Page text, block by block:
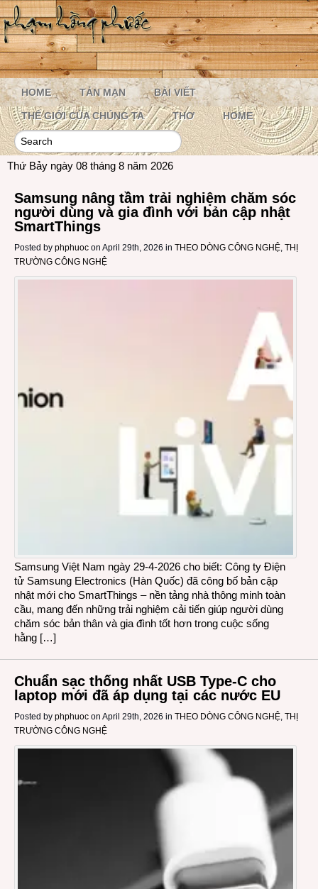
HOME TẢN MẠN BÀI VIẾT
THẾ GIỚI CỦA CHÚNG TA THƠ HOME
Thứ Bảy ngày 08 tháng 8 năm 2026
Samsung nâng tầm trải nghiệm chăm sóc
người dùng và gia đình với bản cập nhật
SmartThings
Posted by phphuoc on April 29th, 2026 in THEO DÒNG CÔNG NGHỆ, THỊ
TRƯỜNG CÔNG NGHỆ
Samsung Việt Nam ngày 29-4-2026 cho biết: Công ty Điện
tử Samsung Electronics (Hàn Quốc) đã công bố bản cập
nhật mới cho SmartThings – nền tảng nhà thông minh toàn
cầu, mang đến những trải nghiệm cải tiến giúp người dùng
chăm sóc bản thân và gia đình tốt hơn trong cuộc sống
hằng […]
Chuẩn sạc thống nhất USB Type-C cho
laptop mới đã áp dụng tại các nước EU
Posted by phphuoc on April 29th, 2026 in THEO DÒNG CÔNG NGHỆ THỊ
TRƯỜNG CÔNG NGHỆ